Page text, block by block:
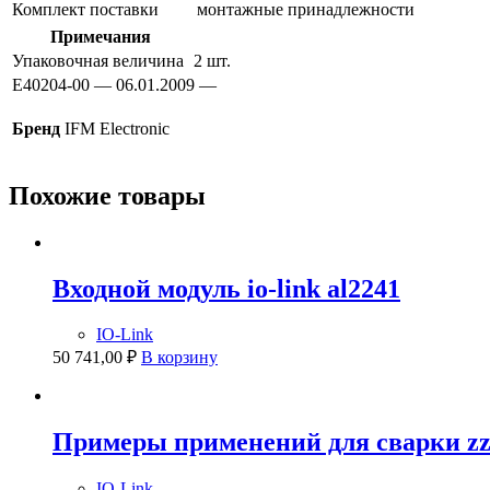
Комплект поставки
монтажные принадлежности
Примечания
Упаковочная величина
2 шт.
E40204-00 — 06.01.2009 —
Бренд IFM Electronic
Похожие товары
Входной модуль io-link al2241
IO-Link
50 741,00 ₽ В корзину
Примеры применений для сварки